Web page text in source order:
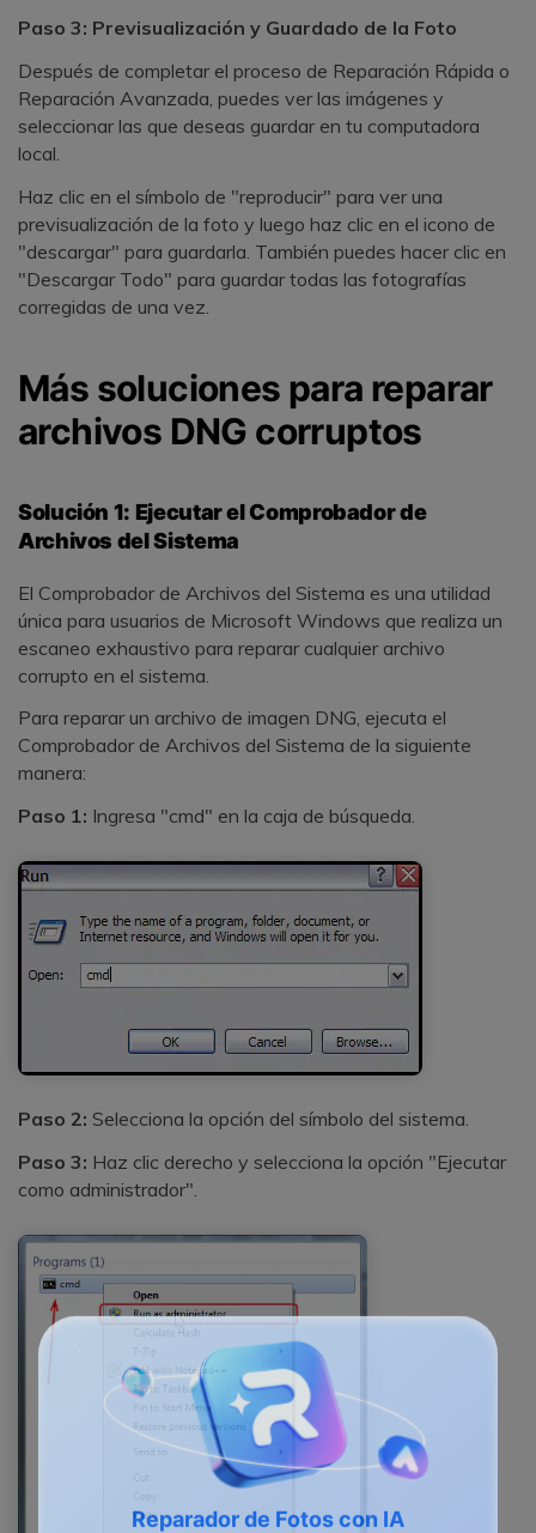
Paso 3: Previsualización y Guardado de la Foto
Después de completar el proceso de Reparación Rápida o
Reparación Avanzada, puedes ver las imágenes y
seleccionar las que deseas guardar en tu computadora
local.
Haz clic en el símbolo de "reproducir" para ver una
previsualización de la foto y luego haz clic en el icono de
"descargar" para guardarla. También puedes hacer clic en
"Descargar Todo" para guardar todas las fotografías
corregidas de una vez.
Más soluciones para reparar
archivos DNG corruptos
Solución 1: Ejecutar el Comprobador de
Archivos del Sistema
El Comprobador de Archivos del Sistema es una utilidad
única para usuarios de Microsoft Windows que realiza un
escaneo exhaustivo para reparar cualquier archivo
corrupto en el sistema.
Para reparar un archivo de imagen DNG, ejecuta el
Comprobador de Archivos del Sistema de la siguiente
manera:
Paso 1: Ingresa "cmd" en la caja de búsqueda.
Paso 2: Selecciona la opción del símbolo del sistema.
Paso 3: Haz clic derecho y selecciona la opción "Ejecutar
como administrador".